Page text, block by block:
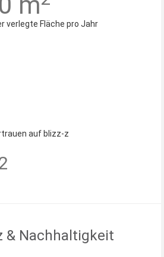
verlegte Fläche pro Jahr
auf blizz-z
& Nachhaltigkeit